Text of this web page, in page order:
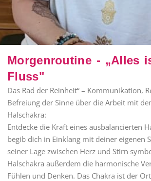
Morgenroutine - „Alles
Fluss"
Das Rad der Reinheit“ – Kommunikation,
Befreiung der Sinne über die Arbeit mit
Halschakra:
Entdecke die Kraft eines ausbalancierten
begib dich in Einklang mit deiner eigenen
seiner Lage zwischen Herz und Stirn
Halschakra außerdem die harmonische
Fühlen und Denken. Das Chakra ist der